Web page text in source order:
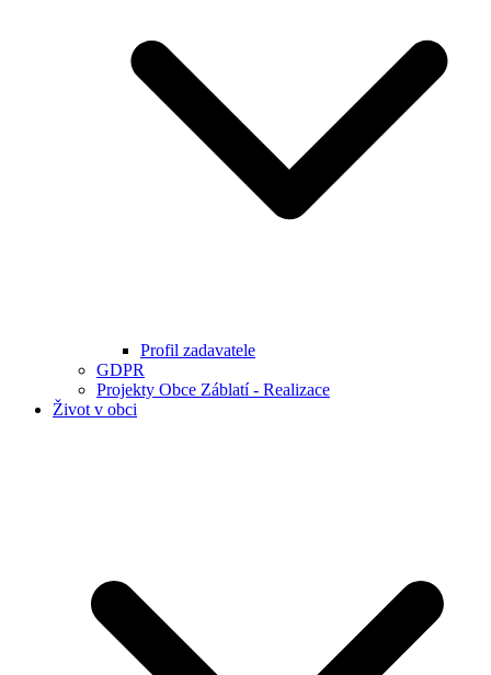
Profil zadavatele
GDPR
Projekty Obce Záblatí - Realizace
Život v obci